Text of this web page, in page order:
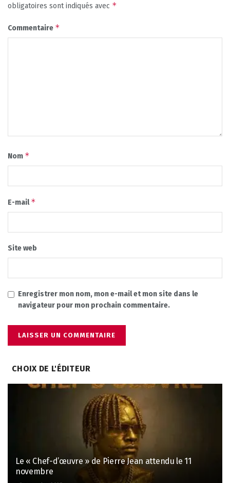
obligatoires sont indiqués avec *
Commentaire *
Nom *
E-mail*
Site web
Enregistrer mon nom, mon e-mail et mon site dans le
navigateur pour mon prochain commentaire.
CHOIX DE L'ÉDITEUR
Le « Chef-d’œuvre » de Pierre Jean attendu le 11
novembre